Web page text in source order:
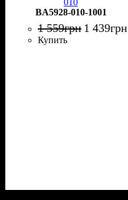
010
BA5928-010-1001
1 559грн 1 439грн
Купить